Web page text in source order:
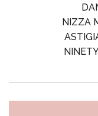
NIZZA